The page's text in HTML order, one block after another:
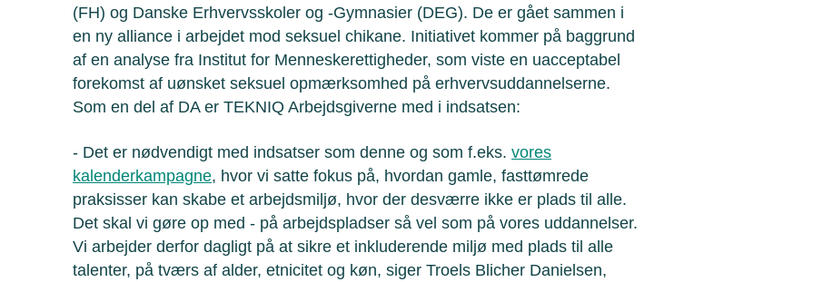
(FH) og Danske Erhvervsskoler og -Gymnasier (DEG). De er gået sammen i
en ny alliance i arbejdet mod seksuel chikane. Initiativet kommer på baggrund
af en analyse fra Institut for Menneskerettigheder, som viste en uacceptabel
forekomst af uønsket seksuel opmærksomhed på erhvervsuddannelserne.
Som en del af DA er TEKNIQ Arbejdsgiverne med i indsatsen:
- Det er nødvendigt med indsatser som denne og som f.eks. vores
kalenderkampagne, hvor vi satte fokus på, hvordan gamle, fasttømrede
praksisser kan skabe et arbejdsmiljø, hvor der desværre ikke er plads til alle.
Det skal vi gøre op med - på arbejdspladser så vel som på vores uddannelser.
Vi arbejder derfor dagligt på at sikre et inkluderende miljø med plads til alle
talenter, på tværs af alder, etnicitet og køn, siger Troels Blicher Danielsen,